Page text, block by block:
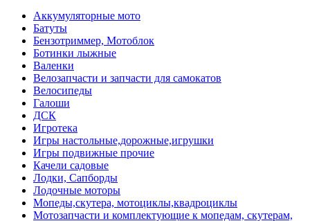
Аккумуляторные мото
Батуты
Бензотриммер, Мотоблок
Ботинки лыжные
Валенки
Велозапчасти и запчасти для самокатов
Велосипеды
Галоши
ДСК
Игротека
Игры настольные,дорожные,игрушки
Игры подвижные прочие
Качели садовые
Лодки, Сапборды
Лодочные моторы
Мопеды,скутера, мотоциклы,квадроциклы
Мотозапчасти и комплектующие к мопедам, скутерам,